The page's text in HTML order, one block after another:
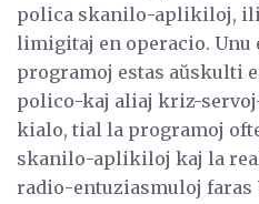
polica skanilo-aplikiloj, ili
limigitaj en operacio. Unu
programoj estas aŭskulti
polico-kaj aliaj kriz-
kialo, tial la programoj
skanilo-aplikiloj kaj la
radio-entuziasmuloj faras